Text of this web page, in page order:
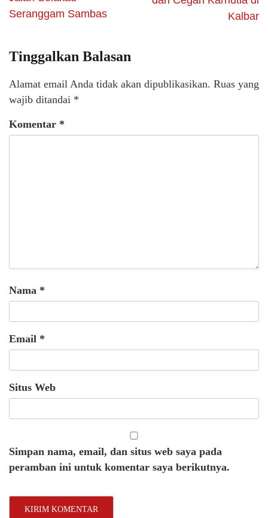
Seranggam Sambas
Kalbar
Tinggalkan Balasan
Alamat email Anda tidak akan dipublikasikan. Ruas yang
wajib ditandai *
Komentar *
Nama *
Email *
Situs Web
Simpan nama, email, dan situs web saya pada
peramban ini untuk komentar saya berikutnya.